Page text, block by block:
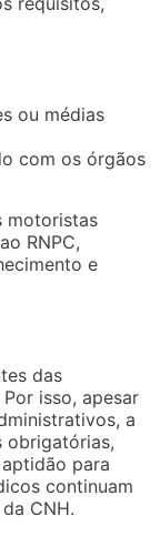
ou médias
com os órgãos
motoristas
RNPC,
e
das
isso, apesar
a
obrigatórias,
para
continuam
CNH.